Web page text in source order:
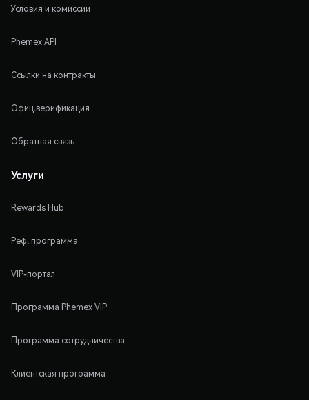
Условия и комиссии
Phemex API
Ссылки на контракты
Офиц.верификация
Обратная связь
Услуги
Rewards Hub
Реф. программа
VIP-портал
Программа Phemex VIP
Программа сотрудничества
Клиентская программа